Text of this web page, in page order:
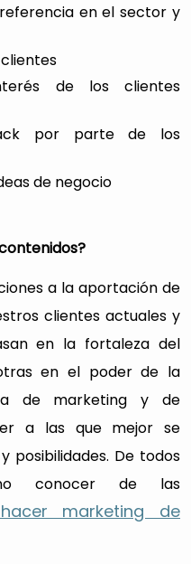
en el sector y
de los clientes
por parte de los
de negocio
a la aportación de
clientes actuales y
en la fortaleza del
en el poder de la
de marketing y de
a las que mejor se
posibilidades. De todos
conocer de las
marketing de